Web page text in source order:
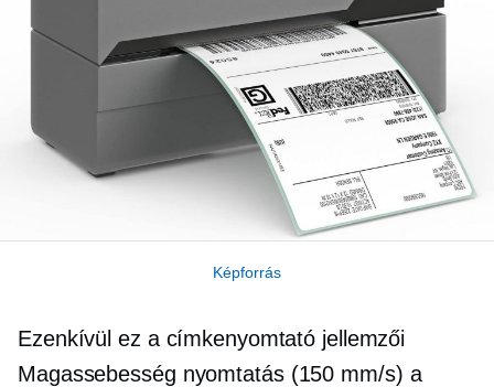
Képforrás
Ezenkívül ez a címkenyomtató jellemzői
Magassebesség nyomtatás (150 mm/s) a